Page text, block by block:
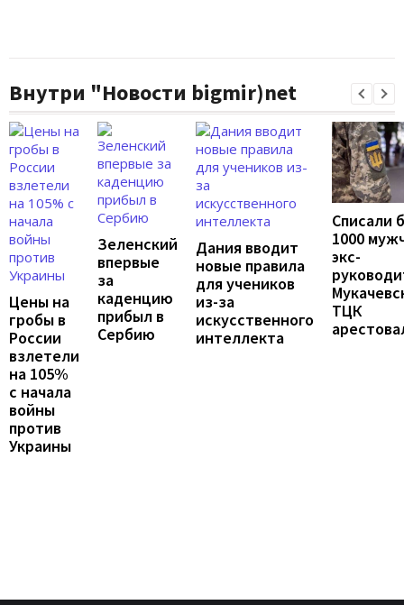
Внутри "Новости bigmir)net
Цены на
гробы в
России
взлетели
на 105%
с начала
войны
против
Украины
Зеленский
впервые
за
каденцию
прибыл в
Сербию
Дания вводит
новые правила
для учеников
из-за
искусственного
интеллекта
Списали
1000
экс-
ТЦК